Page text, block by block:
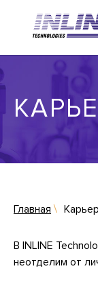
Главная
В INLINE
неотделим от